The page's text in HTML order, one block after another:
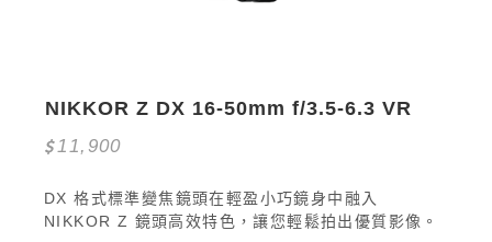
NIKKOR Z DX 16-50mm f/3.5-6.3 VR
11,900
DX 格式標準變焦鏡頭在輕盈小巧鏡身中融入
NIKKOR Z 鏡頭高效特色，讓您輕鬆拍出優質影像。